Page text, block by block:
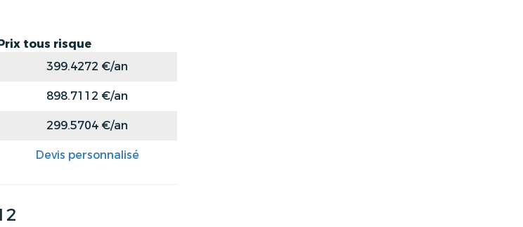
tous risque
399.4272 €/an
898.7112 €/an
299.5704 €/an
Devis personnalisé